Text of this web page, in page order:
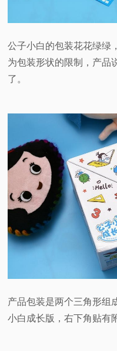
公子小白的包装花花绿绿
为包装形状的限制，产品
了。
产品包装是两个三角形组
小白成长版，右下角贴有